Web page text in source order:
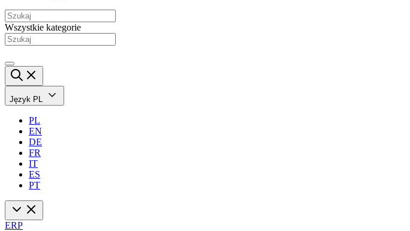
Wszystkie kategorie
Język PL
PL
EN
DE
FR
IT
ES
PT
ERP